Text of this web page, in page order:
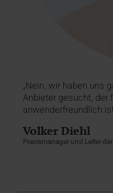
„Nein, wir haben uns
Anbieter gesucht, der
anwenderfreundlich
Volker Diehl
Praxismanager und Leiter